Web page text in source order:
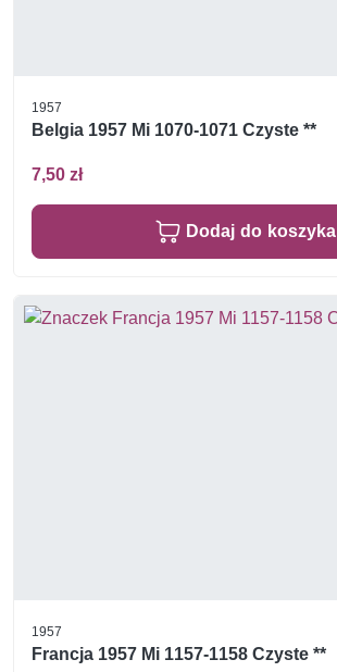
1957
Belgia 1957 Mi 1070-1071 Czyste **
7,50 zł
Dodaj do koszyka
1957
Francja 1957 Mi 1157-1158 Czyste **